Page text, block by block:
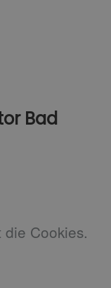
Bad
Cookies.